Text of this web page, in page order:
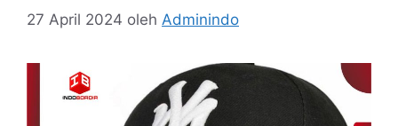
27 April 2024 oleh Adminindo